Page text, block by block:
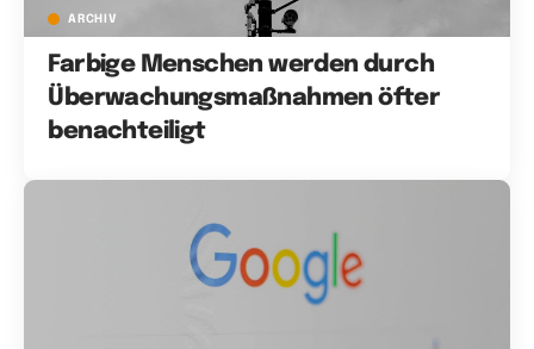
ARCHIV
Farbige Menschen werden durch
Überwachungsmaßnahmen öfter
benachteiligt